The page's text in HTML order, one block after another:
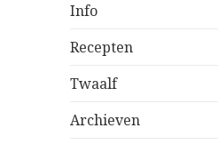
Info
Recepten
Twaalf
Archieven